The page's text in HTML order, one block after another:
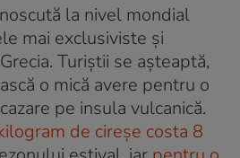
la nivel mondial
mai exclusiviste și
Turiștii se așteaptă,
o mică avere pentru o
pe insula vulcanică.
de cireșe costa 8